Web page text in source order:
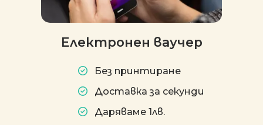
Електронен ваучер
Без принтиране
Доставка за секунди
Даряваме 1лв.